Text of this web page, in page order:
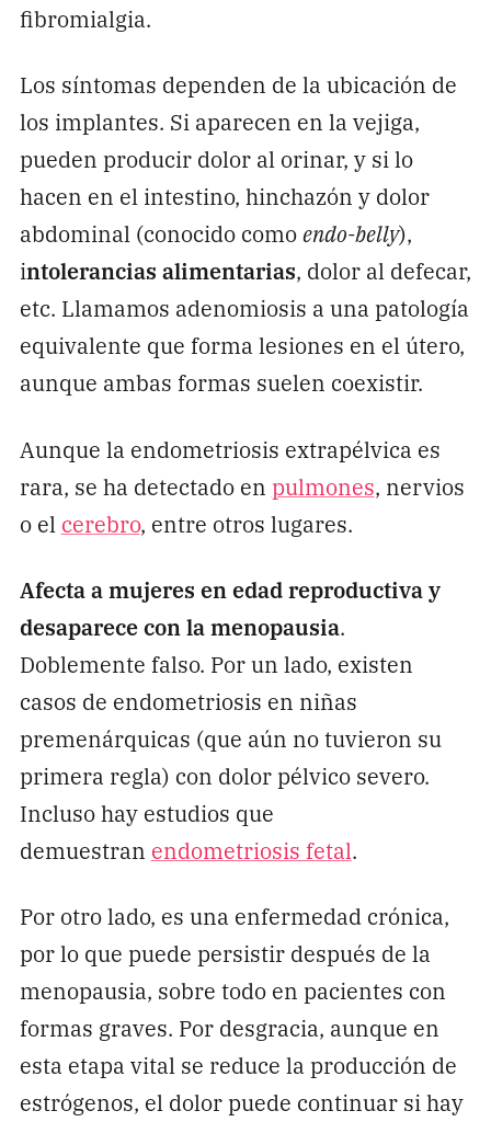
fibromialgia.
Los síntomas dependen de la ubicación de
los implantes. Si aparecen en la vejiga,
pueden producir dolor al orinar, y si lo
hacen en el intestino, hinchazón y dolor
abdominal (conocido comoendo-belly),
intolerancias alimentarias, dolor al defecar,
etc. Llamamos adenomiosis a una patología
equivalente que forma lesiones en el útero,
aunque ambas formas suelen coexistir.
Aunque la endometriosis extrapélvica es
rara, se ha detectado en pulmones, nervios
o el cerebro, entre otros lugares.
Afecta a mujeres en edad reproductiva y
desaparece con la menopausia.
Doblemente falso. Por un lado, existen
casos de endometriosis en niñas
premenárquicas (que aún no tuvieron su
primera regla) con dolor pélvico severo.
Incluso hay estudios que
demuestran endometriosis fetal.
Por otro lado, es una enfermedad crónica,
por lo que puede persistir después de la
menopausia, sobre todo en pacientes con
formas graves. Por desgracia, aunque en
esta etapa vital se reduce la producción de
estrógenos, el dolor puede continuar si hay